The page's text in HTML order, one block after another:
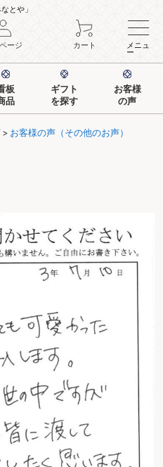
とや」
ージ カート メニュ
ー
板
品
ギフト
を探す
お客様
の声
> お客様の声（その他のお声）